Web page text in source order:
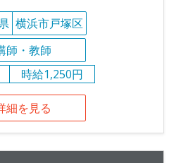
横浜市戸塚区
師・教師
時給1,250円
細を見る